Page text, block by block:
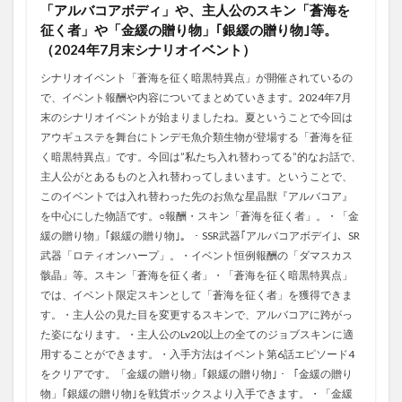
「アルバコアボディ」や、主人公のスキン「蒼海を
征く者」や「金緩の贈り物」｢銀緩の贈り物｣等。
（2024年7月末シナリオイベント）
シナリオイベント「蒼海を征く暗黒特異点」が開催されているの
で、イベント報酬や内容についてまとめていきます。2024年7月
末のシナリオイベントが始まりましたね。夏ということで今回は
アウギュステを舞台にトンデモ魚介類生物が登場する「蒼海を征
く暗黒特異点」です。今回は”私たち入れ替わってる”的なお話で、
主人公がとあるものと入れ替わってしまいます。ということで、
このイベントでは入れ替わった先のお魚な星晶獣『アルバコア』
を中心にした物語です。○報酬・スキン「蒼海を征く者」。・「金
緩の贈り物」｢銀緩の贈り物｣。・SSR武器｢アルバコアボデイ｣、SR
武器「ロティオンハープ」。・イベント恒例報酬の「ダマスカス
骸晶」等。スキン「蒼海を征く者」・「蒼海を征く暗黒特異点」
では、イベント限定スキンとして「蒼海を征く者」を獲得できま
す。・主人公の見た目を変更するスキンで、アルバコアに跨がっ
た姿になります。・主人公のLv20以上の全てのジョブスキンに適
用することができます。・入手方法はイベント第6話エピソード4
をクリアです。「金緩の贈り物」｢銀緩の贈り物｣・「金緩の贈り
物」｢銀緩の贈り物｣を戦貨ボックスより入手できます。・「金緩